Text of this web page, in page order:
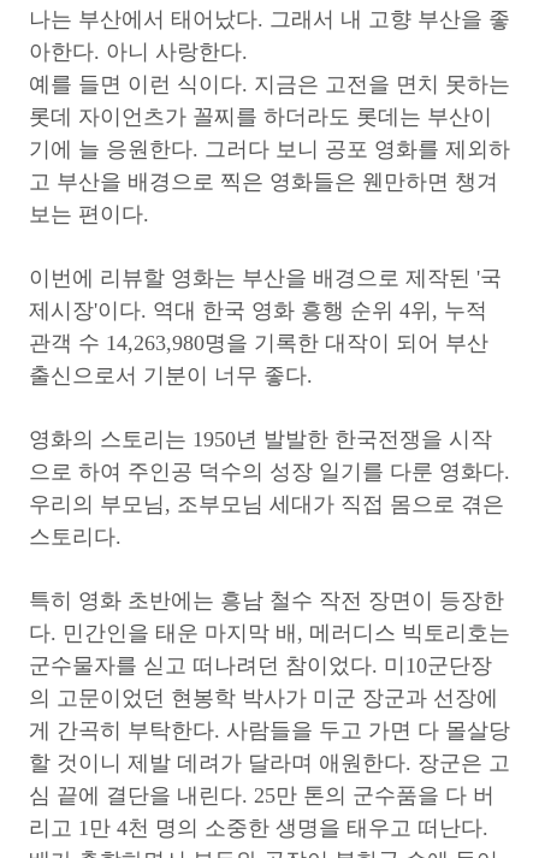
나는 부산에서 태어났다. 그래서 내 고향 부산을 좋
아한다. 아니 사랑한다.
예를 들면 이런 식이다. 지금은 고전을 면치 못하는
롯데 자이언츠가 꼴찌를 하더라도 롯데는 부산이
기에 늘 응원한다. 그러다 보니 공포 영화를 제외하
고 부산을 배경으로 찍은 영화들은 웬만하면 챙겨
보는 편이다.
이번에 리뷰할 영화는 부산을 배경으로 제작된 '국
제시장'이다. 역대 한국 영화 흥행 순위 4위, 누적
관객 수 14,263,980명을 기록한 대작이 되어 부산
출신으로서 기분이 너무 좋다.
영화의 스토리는 1950년 발발한 한국전쟁을 시작
으로 하여 주인공 덕수의 성장 일기를 다룬 영화다.
우리의 부모님, 조부모님 세대가 직접 몸으로 겪은
스토리다.
특히 영화 초반에는 흥남 철수 작전 장면이 등장한
다. 민간인을 태운 마지막 배, 메러디스 빅토리호는
군수물자를 싣고 떠나려던 참이었다. 미10군단장
의 고문이었던 현봉학 박사가 미군 장군과 선장에
게 간곡히 부탁한다. 사람들을 두고 가면 다 몰살당
할 것이니 제발 데려가 달라며 애원한다. 장군은 고
심 끝에 결단을 내린다. 25만 톤의 군수품을 다 버
리고 1만 4천 명의 소중한 생명을 태우고 떠난다.